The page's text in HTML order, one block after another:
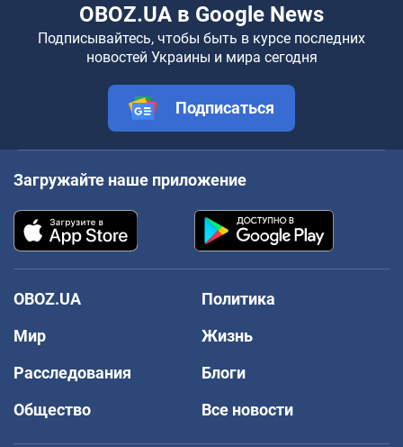
OBOZ.UA в Google News
Подписывайтесь, чтобы быть в курсе последних
новостей Украины и мира сегодня
Подписаться
Загружайте наше приложение
OBOZ.UA
Политика
Мир
Жизнь
Расследования
Блоги
Общество
Все новости